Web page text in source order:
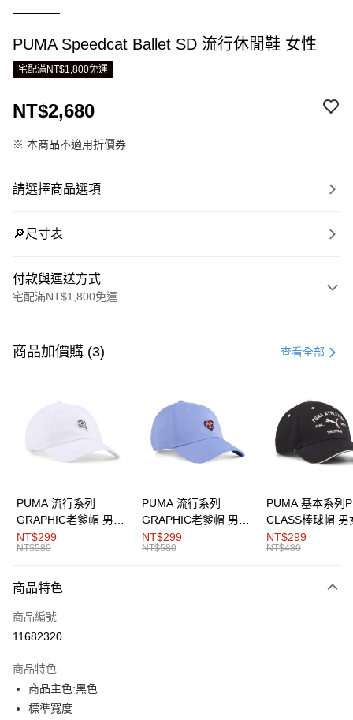
PUMA Speedcat Ballet SD 流行休閒鞋 女性
宅配滿NT$1,800免運
NT$2,680
※ 本商品不適用折價券
請選擇商品選項
🔎尺寸表
付款與運送方式
宅配滿NT$1,800免運
信用卡一次付款
Apple Pay
Google Pay
貨到付款
宅配(離島恕不配送)
每筆NT$150，滿NT$1,800(含以上)免運費
宅配貨到付款(離島恕不配送)
每筆NT$180
商品加價購 (3) 查看全部
PUMA 流行系列
GRAPHIC老爹帽 男女
共同
NT$299
NT$580
PUMA 流行系列
GRAPHIC老爹帽 男女
共同
NT$299
NT$580
PUMA 基本系列
CLASS棒球帽 男
同
NT$299
NT$480
商品特色
商品編號
11682320
商品特色
商品主色:黑色
標準寬度